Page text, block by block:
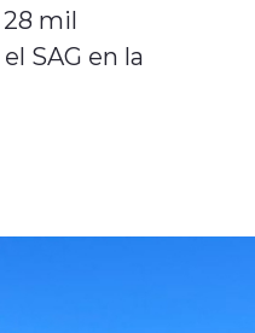
mil
SAG en la